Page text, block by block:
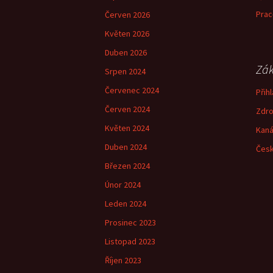
Červen 2026
Květen 2026
Duben 2026
Srpen 2024
Červenec 2024
Červen 2024
Květen 2024
Duben 2024
Březen 2024
Únor 2024
Leden 2024
Prosinec 2023
Listopad 2023
Říjen 2023